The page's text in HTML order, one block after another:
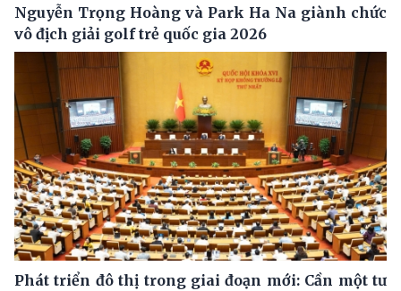
Nguyễn Trọng Hoàng và Park Ha Na giành chức
vô địch giải golf trẻ quốc gia 2026
Phát triển đô thị trong giai đoạn mới: Cần một tư